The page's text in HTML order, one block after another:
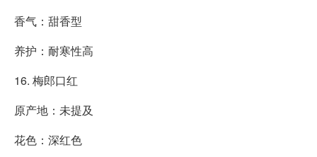
香气：甜香型
养护：耐寒性高
16. 梅郎口红
原产地：未提及
花色：深红色